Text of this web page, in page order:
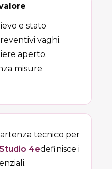
e stato
vaghi.
aperto.
misure
tecnico per
Studio 4edefinisce i